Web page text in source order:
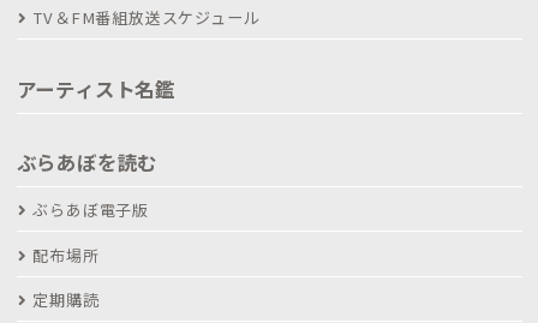
TV＆FM番組放送スケジュール
アーティスト名鑑
ぶらあぼを読む
ぶらあぼ電子版
配布場所
定期購読